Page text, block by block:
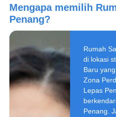
Mengapa memilih
Penang?
Rumah
di lokasi
Baru
Zona
Lepas
Penang.